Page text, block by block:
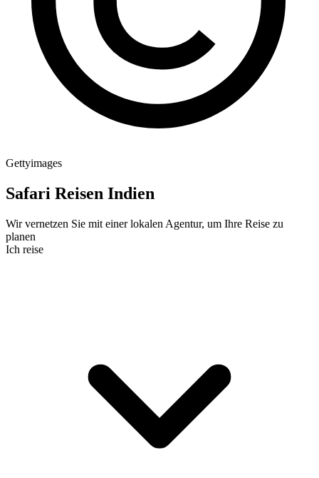
Gettyimages
Safari Reisen Indien
Wir vernetzen Sie mit einer lokalen Agentur, um Ihre Reise zu
planen
Ich reise